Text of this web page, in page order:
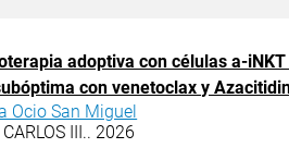
adoptiva con células a-
con venetoclax y
Ocio San Miguel
III.. 2026